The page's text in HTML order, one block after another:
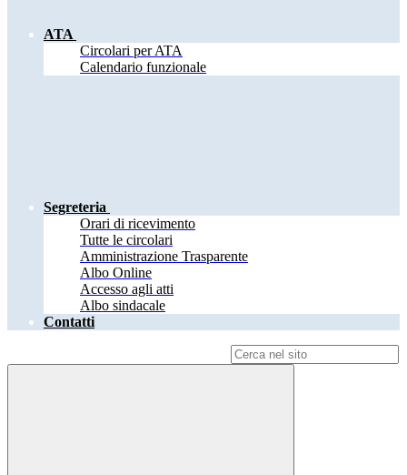
ATA
Circolari per ATA
Calendario funzionale
Segreteria
Orari di ricevimento
Tutte le circolari
Amministrazione Trasparente
Albo Online
Accesso agli atti
Albo sindacale
Contatti